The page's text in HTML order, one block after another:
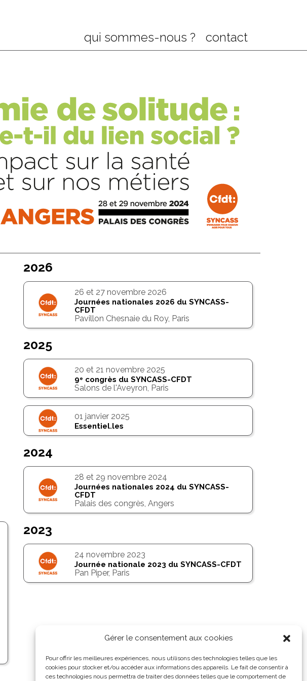
Gérer le consentement aux cookies
Pour offrir les meilleures expériences, nous utilisons des technologies telles que les
cookies pour stocker et/ou accéder aux informations des appareils. Le fait de consentir à
ces technologies nous permettra de traiter des données telles que le comportement de
qui sommes-nous ? contact
2026
26 et 27 novembre 2026
Journées nationales 2026 du SYNCASS-
CFDT
Pavillon Chesnaie du Roy, Paris
2025
20 et 21 novembre 2025
9 e congrès du SYNCASS-CFDT
Salons de l'Aveyron, Paris
01 janvier 2025
Essentiel.les
2024
28 et 29 novembre 2024
Journées nationales 2024 du SYNCASS-
CFDT
Palais des congrès, Angers
2023
24 novembre 2023
Journée nationale 2023 du SYNCASS-CFDT
Pan Piper, Paris